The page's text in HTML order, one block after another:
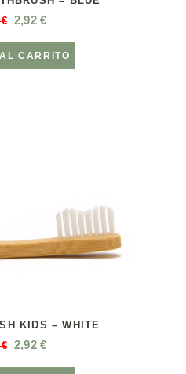
€ 2,92€
CARRITO
KIDS – WHITE
€ 2,92€